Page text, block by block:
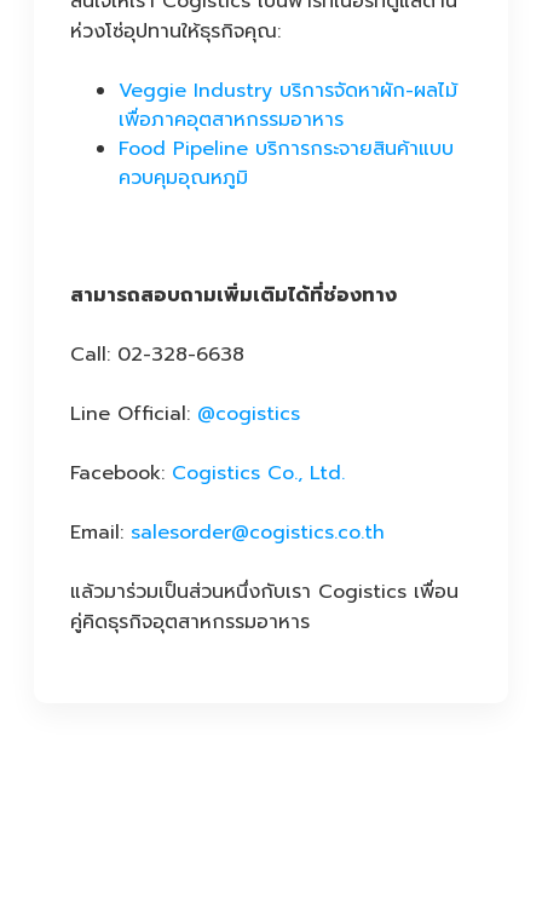
ห่วงโซ่อุปทานให้ธุรกิจคุณ:
Veggie Industry บริการจัดหาผัก-ผลไม้
เพื่อภาคอุตสาหกรรมอาหาร
Food Pipeline บริการกระจายสินค้าแบบ
ควบคุมอุณหภูมิ
สามารถสอบถามเพิ่มเติมได้ที่ช่องทาง
Call: 02-328-6638
Line Official: @cogistics
Facebook: Cogistics Co., Ltd.
Email: salesorder@cogistics.co.th
แล้วมาร่วมเป็นส่วนหนึ่งกับเรา Cogistics เพื่อน
คู่คิดธุรกิจอุตสาหกรรมอาหาร